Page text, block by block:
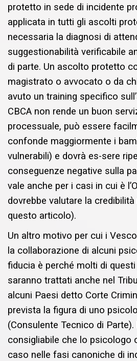
protetto in sede di incidente
applicata in tutti gli ascolti
necessaria la diagnosi di
suggestionabilità verificabile
di parte. Un ascolto protetto
magistrato o avvocato o da
avuto un training specifico
CBCA non rende un buon
processuale, può essere
confonde maggiormente i
vulnerabili) e dovrà es-sere
conseguenze negative sulla
vale anche per i casi in cui è
dovrebbe valutare la
questo articolo).
Un altro motivo per cui i
la collaborazione di alcuni
fiducia è perché molti di
saranno trattati anche nel
alcuni Paesi detto Corte
prevista la figura di uno
(Consulente Tecnico di
consigliabile che lo psicologo
caso nelle fasi canoniche di